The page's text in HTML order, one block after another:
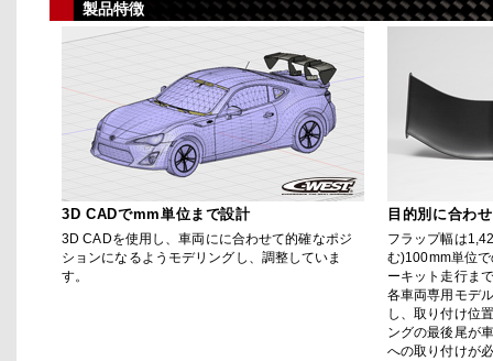
製品特徴
3D CADでmm単位まで設計
3D CADを使用し、車両にに合わせて的確なポジ
ションになるようモデリングし、調整していま
す。
目的別に合わ
フラップ幅は
む)100mm単位
ーキット走行ま
各車両専用モデ
し、取り付け位
ングの最後尾が
への取り付けが